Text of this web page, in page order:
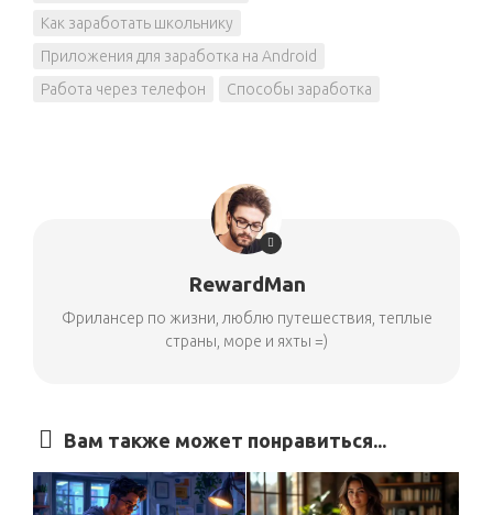
Как заработать школьнику
Приложения для заработка на Android
Работа через телефон
Способы заработка
RewardMan
Фрилансер по жизни, люблю путешествия, теплые
страны, море и яхты =)
Вам также может понравиться...